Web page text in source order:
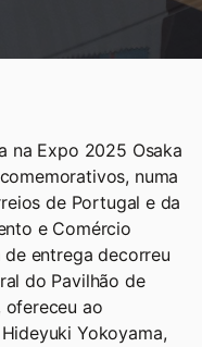
na Expo 2025 Osaka
numa
de Portugal e da
e Comércio
entrega decorreu
do Pavilhão de
ofereceu ao
Yokoyama,